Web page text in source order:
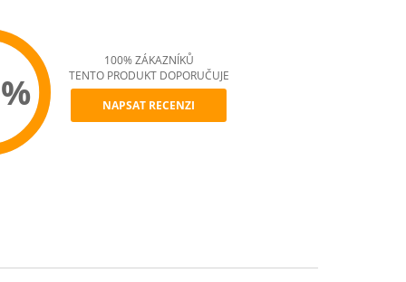
100% ZÁKAZNÍKŮ
TENTO PRODUKT DOPORUČUJE
NAPSAT RECENZI